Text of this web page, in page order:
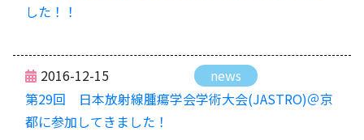
した！！
2016-12-15
news
第29回 日本放射線腫瘍学会学術大会(JASTRO)＠京
都に参加してきました！